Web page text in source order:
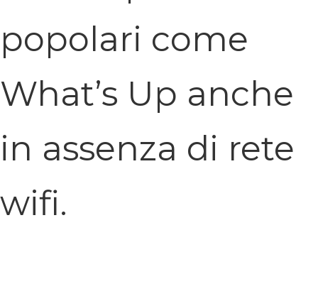
popolari come
What’s Up anche
in assenza di rete
wifi.